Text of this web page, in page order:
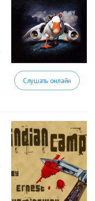
Слушать онлайн